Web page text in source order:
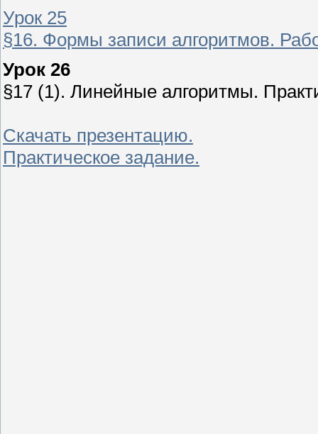
Урок 25
§16. Формы записи алгоритмов.
Урок 26
§17 (1). Линейные алгоритмы.
Скачать презентацию.
Практическое задание.